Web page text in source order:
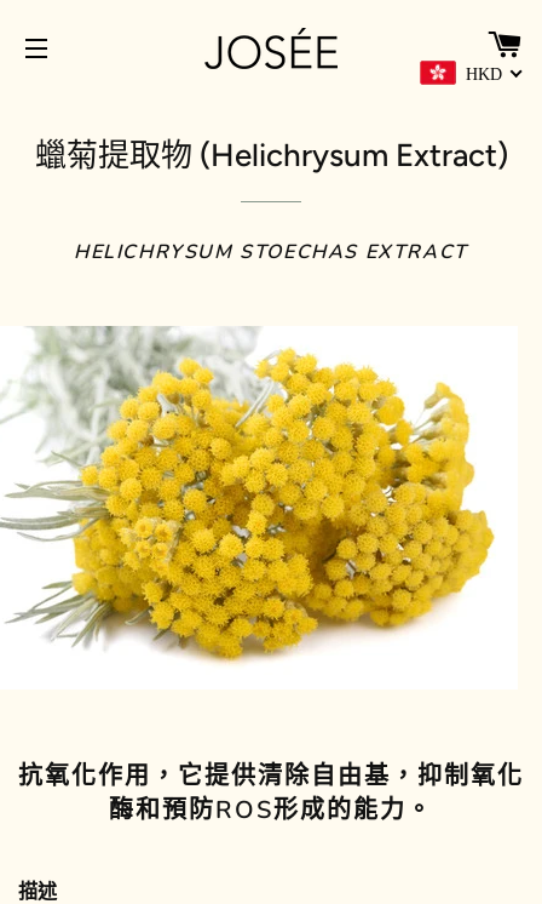
HKD
蠟菊提取物 (Helichrysum Extract)
HELICHRYSUM STOECHAS EXTRACT
抗氧化作用，它提供清除自由基，抑制氧化
酶和預防ROS形成的能力。
描述